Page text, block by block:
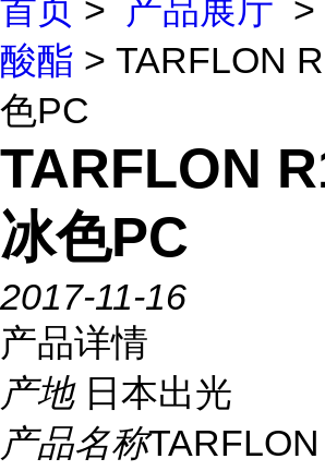
首页 > 产品展厅 >
酸酯 > TARFLON
色PC
TARFLON
冰色PC
2017-11-16
产品详情
产地 日本出光
产品名称